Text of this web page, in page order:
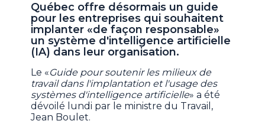
Québec offre désormais un guide
pour les entreprises qui souhaitent
implanter «de façon responsable»
un système d'intelligence artificielle
(IA) dans leur organisation.
Le «Guide pour soutenir les milieux de
travail dans l'implantation et l'usage des
systèmes d'intelligence artificielle» a été
dévoilé lundi par le ministre du Travail,
Jean Boulet.